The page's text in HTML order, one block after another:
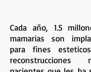
Cada año, 1.5
mamarias son
para fines
reconstrucciones